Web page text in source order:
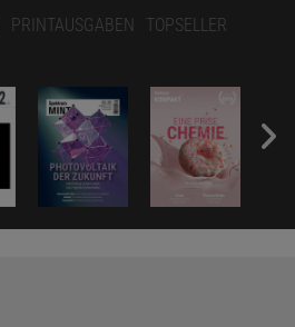
PRINTAUSGABEN TOPSELLER